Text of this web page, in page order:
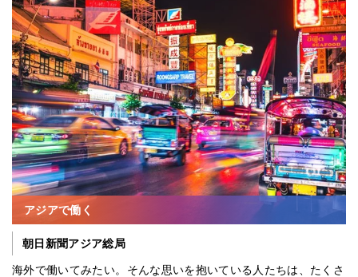
アジアで働く
朝日新聞アジア総局
海外で働いてみたい。そんな思いを抱いている人たちは、たくさ